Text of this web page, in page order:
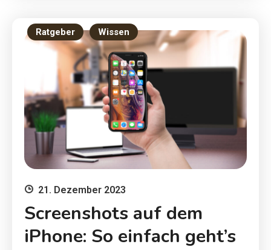
Ratgeber Wissen
21. Dezember 2023
Screenshots auf dem
iPhone: So einfach geht’s